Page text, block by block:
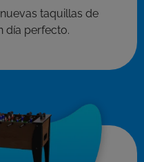
taquillas de
día perfecto.